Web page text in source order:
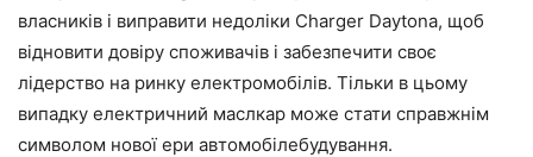
власників і виправити недоліки Charger Daytona, щоб
відновити довіру споживачів і забезпечити своє
лідерство на ринку електромобілів. Тільки в цьому
випадку електричний маслкар може стати справжнім
символом нової ери автомобілебудування.